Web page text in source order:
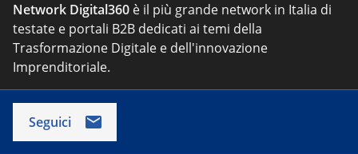
Network Digital360 è il più grande network in Italia di
testate e portali B2B dedicati ai temi della
Trasformazione Digitale e dell'innovazione
Imprenditoriale.
Seguici